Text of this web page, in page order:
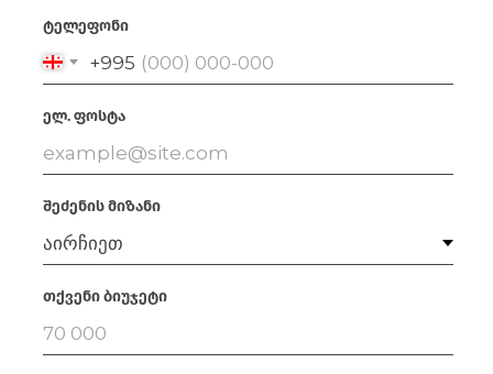
ტელეფონი
+995
ელ. ფოსტა
შეძენის მიზანი
თქვენი ბიუჯეტი